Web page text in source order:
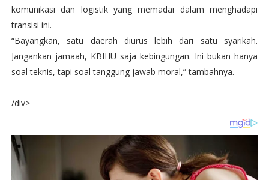
komunikasi dan logistik yang memadai dalam menghadapi
transisi ini.
“Bayangkan, satu daerah diurus lebih dari satu syarikah.
Jangankan jamaah, KBIHU saja kebingungan. Ini bukan hanya
soal teknis, tapi soal tanggung jawab moral,” tambahnya.
/div>